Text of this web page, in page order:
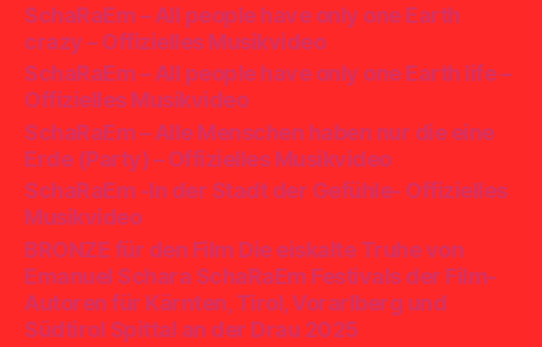
SchaRaEm – All people have only one Earth
crazy – Offizielles Musikvideo
SchaRaEm – All people have only one Earth life –
Offizielles Musikvideo
SchaRaEm – Alle Menschen haben nur die eine
Erde (Party) – Offizielles Musikvideo
SchaRaEm -In der Stadt der Gefühle- Offizielles
Musikvideo
BRONZE für den Film Die eiskalte Truhe von
Emanuel Schara SchaRaEm Festivals der Film-
Autoren für Kärnten, Tirol, Vorarlberg und
Südtirol Spittal an der Drau 2025